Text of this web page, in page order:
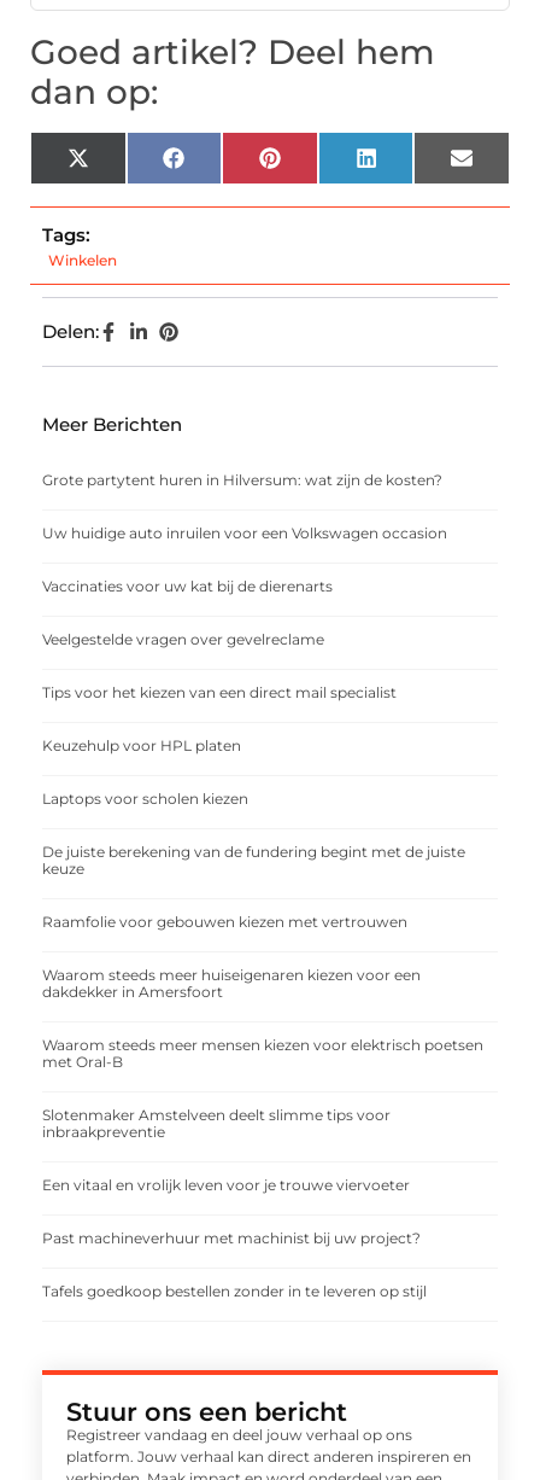
Goed artikel? Deel hem
dan op:
X
(Twitter)
Facebook Pinterest LinkedIn Email
Tags:
Winkelen
Delen:
Meer Berichten
Grote partytent huren in Hilversum: wat zijn de kosten?
Uw huidige auto inruilen voor een Volkswagen occasion
Vaccinaties voor uw kat bij de dierenarts
Veelgestelde vragen over gevelreclame
Tips voor het kiezen van een direct mail specialist
Keuzehulp voor HPL platen
Laptops voor scholen kiezen
De juiste berekening van de fundering begint met de juiste
keuze
Raamfolie voor gebouwen kiezen met vertrouwen
Waarom steeds meer huiseigenaren kiezen voor een
dakdekker in Amersfoort
Waarom steeds meer mensen kiezen voor elektrisch poetsen
met Oral-B
Slotenmaker Amstelveen deelt slimme tips voor
inbraakpreventie
Een vitaal en vrolijk leven voor je trouwe viervoeter
Past machineverhuur met machinist bij uw project?
Tafels goedkoop bestellen zonder in te leveren op stijl
Stuur ons een bericht
Registreer vandaag en deel jouw verhaal op ons
platform. Jouw verhaal kan direct anderen inspireren en